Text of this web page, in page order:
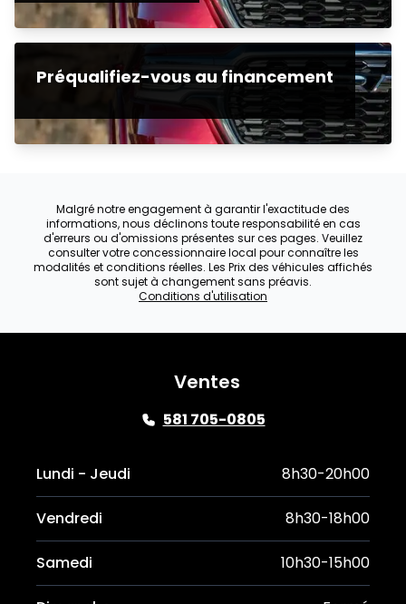
Préqualifiez-vous au financement
Malgré notre engagement à garantir l'exactitude des
informations, nous déclinons toute responsabilité en cas
d'erreurs ou d'omissions présentes sur ces pages. Veuillez
consulter votre concessionnaire local pour connaître les
modalités et conditions réelles. Les Prix des véhicules affichés
sont sujet à changement sans préavis.
Conditions d'utilisation
Ventes
581 705-0805
Lundi - Jeudi 8h30-20h00
Vendredi 8h30-18h00
Samedi 10h30-15h00